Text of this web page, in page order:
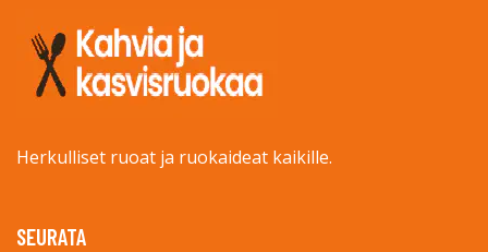
Herkulliset ruoat ja ruokaideat kaikille.
SEURATA